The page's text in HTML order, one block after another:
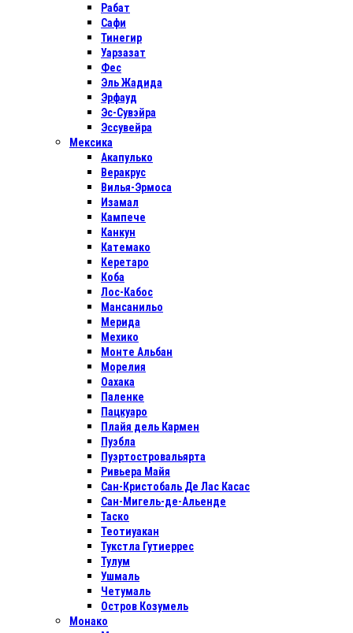
Рабат
Сафи
Тинегир
Уарзазат
Фес
Эль Жадида
Эрфауд
Эс-Сувэйра
Эссувейра
Мексика
Акапулько
Веракрус
Вилья-Эрмоса
Изамал
Кампече
Канкун
Катемако
Керетаро
Коба
Лос-Кабос
Мансанильо
Мерида
Мехико
Монте Альбан
Морелия
Оахака
Паленке
Пацкуаро
Плайя дель Кармен
Пуэбла
Пуэртостровальярта
Ривьера Майя
Сан-Кристобаль Де Лас Касас
Сан-Мигель-де-Альенде
Таско
Теотиуакан
Тукстла Гутиеррес
Тулум
Ушмаль
Четумаль
Остров Козумель
Монако